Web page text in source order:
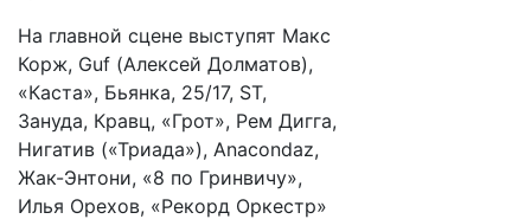
На главной сцене выступят Макс
Корж, Guf (Алексей Долматов),
«Каста», Бьянка, 25/17, ST,
Зануда, Кравц, «Грот», Рем Дигга,
Нигатив («Триада»), Anacondaz,
Жак-Энтони, «8 по Гринвичу»,
Илья Орехов, «Рекорд Оркестр»